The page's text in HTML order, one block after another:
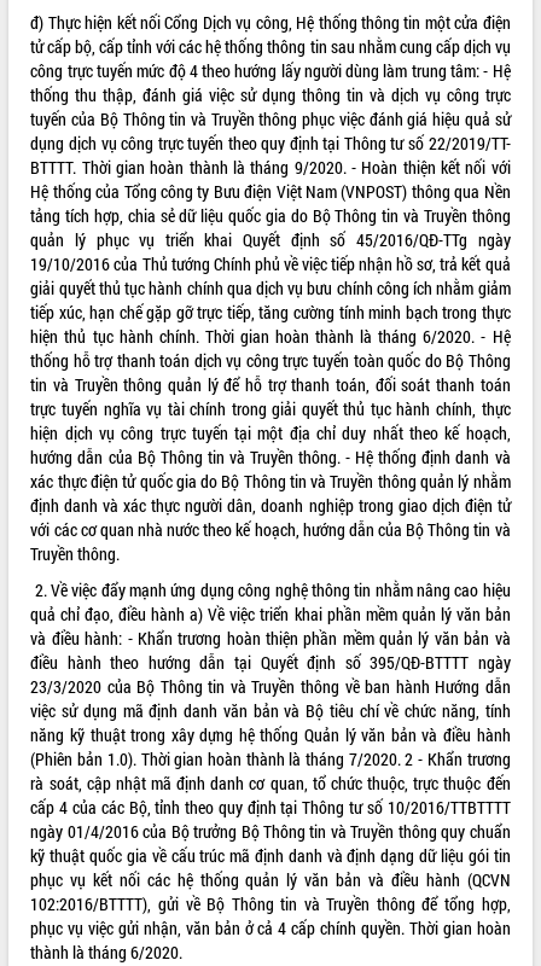
THỐNG KÊ TRUY CẬP
Hôm nay: 24092
Tất cả: 66069415
đ) Thực hiện kết nối Cổng Dịch vụ công, Hệ thống thông tin một cửa điện
tử cấp bộ, cấp tỉnh với các hệ thống thông tin sau nhằm cung cấp dịch vụ
công trực tuyến mức độ 4 theo hướng lấy người dùng làm trung tâm: - Hệ
thống thu thập, đánh giá việc sử dụng thông tin và dịch vụ công trực
tuyến của Bộ Thông tin và Truyền thông phục việc đánh giá hiệu quả sử
dụng dịch vụ công trực tuyến theo quy định tại Thông tư số 22/2019/TT-
BTTTT. Thời gian hoàn thành là tháng 9/2020. - Hoàn thiện kết nối với
Hệ thống của Tổng công ty Bưu điện Việt Nam (VNPOST) thông qua Nền
tảng tích hợp, chia sẻ dữ liệu quốc gia do Bộ Thông tin và Truyền thông
quản lý phục vụ triển khai Quyết định số 45/2016/QĐ-TTg ngày
19/10/2016 của Thủ tướng Chính phủ về việc tiếp nhận hồ sơ, trả kết quả
giải quyết thủ tục hành chính qua dịch vụ bưu chính công ích nhằm giảm
tiếp xúc, hạn chế gặp gỡ trực tiếp, tăng cường tính minh bạch trong thực
hiện thủ tục hành chính. Thời gian hoàn thành là tháng 6/2020. - Hệ
thống hỗ trợ thanh toán dịch vụ công trực tuyến toàn quốc do Bộ Thông
tin và Truyền thông quản lý để hỗ trợ thanh toán, đối soát thanh toán
trực tuyến nghĩa vụ tài chính trong giải quyết thủ tục hành chính, thực
hiện dịch vụ công trực tuyến tại một địa chỉ duy nhất theo kế hoạch,
hướng dẫn của Bộ Thông tin và Truyền thông. - Hệ thống định danh và
xác thực điện tử quốc gia do Bộ Thông tin và Truyền thông quản lý nhằm
định danh và xác thực người dân, doanh nghiệp trong giao dịch điện tử
với các cơ quan nhà nước theo kế hoạch, hướng dẫn của Bộ Thông tin và
Truyền thông.
2. Về việc đẩy mạnh ứng dụng công nghệ thông tin nhằm nâng cao hiệu
quả chỉ đạo, điều hành a) Về việc triển khai phần mềm quản lý văn bản
và điều hành: - Khẩn trương hoàn thiện phần mềm quản lý văn bản và
điều hành theo hướng dẫn tại Quyết định số 395/QĐ-BTTTT ngày
23/3/2020 của Bộ Thông tin và Truyền thông về ban hành Hướng dẫn
việc sử dụng mã định danh văn bản và Bộ tiêu chí về chức năng, tính
năng kỹ thuật trong xây dựng hệ thống Quản lý văn bản và điều hành
(Phiên bản 1.0). Thời gian hoàn thành là tháng 7/2020. 2 - Khẩn trương
rà soát, cập nhật mã định danh cơ quan, tổ chức thuộc, trực thuộc đến
cấp 4 của các Bộ, tỉnh theo quy định tại Thông tư số 10/2016/TTBTTTT
ngày 01/4/2016 của Bộ trưởng Bộ Thông tin và Truyền thông quy chuẩn
kỹ thuật quốc gia về cấu trúc mã định danh và định dạng dữ liệu gói tin
phục vụ kết nối các hệ thống quản lý văn bản và điều hành (QCVN
102:2016/BTTTT), gửi về Bộ Thông tin và Truyền thông để tổng hợp,
phục vụ việc gửi nhận, văn bản ở cả 4 cấp chính quyền. Thời gian hoàn
thành là tháng 6/2020.